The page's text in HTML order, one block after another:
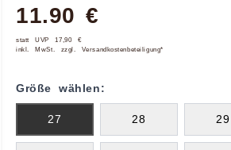
11.90 €
statt UVP 17,90 €
inkl. MwSt. zzgl. Versandkostenbeteiligung*
Größe wählen:
27 28 29